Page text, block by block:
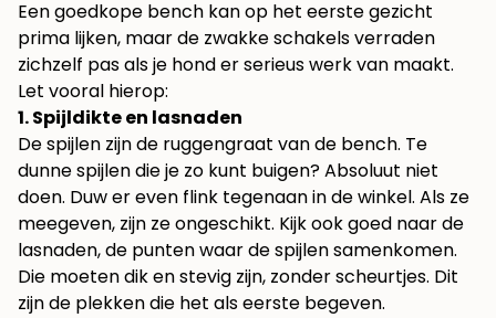
Een goedkope bench kan op het eerste gezicht
prima lijken, maar de zwakke schakels verraden
zichzelf pas als je hond er serieus werk van maakt.
Let vooral hierop:
1. Spijldikte en lasnaden
De spijlen zijn de ruggengraat van de bench. Te
dunne spijlen die je zo kunt buigen? Absoluut niet
doen. Duw er even flink tegenaan in de winkel. Als ze
meegeven, zijn ze ongeschikt. Kijk ook goed naar de
lasnaden, de punten waar de spijlen samenkomen.
Die moeten dik en stevig zijn, zonder scheurtjes. Dit
zijn de plekken die het als eerste begeven.